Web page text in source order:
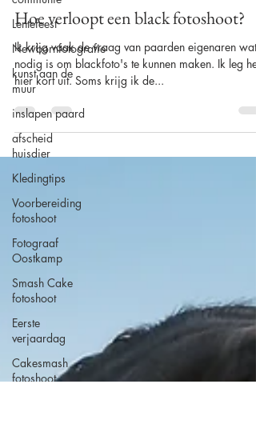
Lentefeest
Newbornfotografie
kunst aan de
muur
inslapen paard
afscheid
huisdier
Kledingtips
Voorbereiding
fotoshoot
Fotograaf
Oostkamp
Smash Cake
fotoshoot
Eerste
verjaardag
Cakesmash
fotoshoot
Alison Becu
10 sep 2021
2 minuten om te lezen
Hoe verloopt een black fotoshoot?
Ik krijg vaak de vraag van paarden eigenaren wat
nodig is om blackfoto's te kunnen maken. Ik leg het
hier kort uit. Soms krijg ik de...